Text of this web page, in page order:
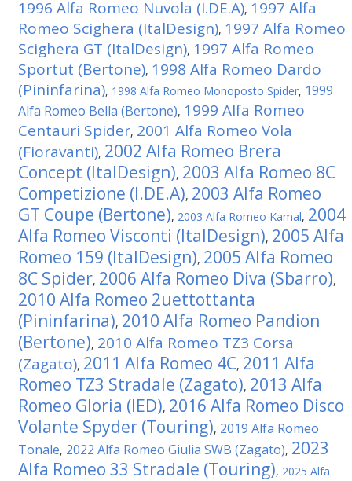
1996 Alfa Romeo Nuvola (I.DE.A), 1997 Alfa
Romeo Scighera (ItalDesign), 1997 Alfa Romeo
Scighera GT (ItalDesign), 1997 Alfa Romeo
Sportut (Bertone), 1998 Alfa Romeo Dardo
(Pininfarina), 1998 Alfa Romeo Monoposto Spider, 1999
Alfa Romeo Bella (Bertone), 1999 Alfa Romeo
Centauri Spider, 2001 Alfa Romeo Vola
(Fioravanti), 2002 Alfa Romeo Brera
Concept (ItalDesign), 2003 Alfa Romeo 8C
Competizione (I.DE.A), 2003 Alfa Romeo
GT Coupe (Bertone), 2003 Alfa Romeo Kamal, 2004
Alfa Romeo Visconti (ItalDesign), 2005 Alfa
Romeo 159 (ItalDesign), 2005 Alfa Romeo
8C Spider, 2006 Alfa Romeo Diva (Sbarro),
2010 Alfa Romeo 2uettottanta
(Pininfarina), 2010 Alfa Romeo Pandion
(Bertone), 2010 Alfa Romeo TZ3 Corsa
(Zagato), 2011 Alfa Romeo 4C, 2011 Alfa
Romeo TZ3 Stradale (Zagato), 2013 Alfa
Romeo Gloria (IED), 2016 Alfa Romeo Disco
Volante Spyder (Touring), 2019 Alfa Romeo
Tonale, 2022 Alfa Romeo Giulia SWB (Zagato), 2023
Alfa Romeo 33 Stradale (Touring), 2025 Alfa